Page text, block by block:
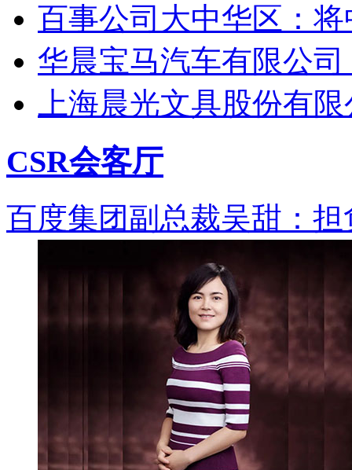
百事公司大中华区：
华晨宝马汽车有限公
上海晨光文具股份有
CSR会客厅
百度集团副总裁吴甜：